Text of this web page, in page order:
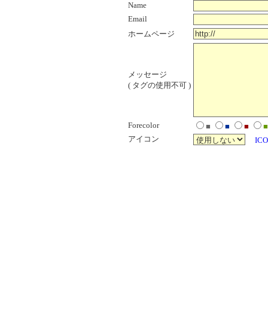
Name
Email
ホームページ
メッセージ
( タグの使用不可 )
Forecolor ■ ■ ■
■
アイコン